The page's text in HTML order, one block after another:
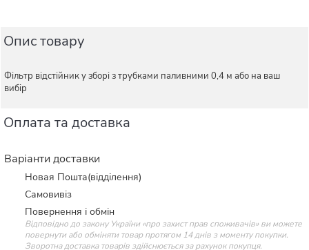
Опис товару
Фільтр відстійник у зборі з трубками паливними 0,4 м або на ваш
вибір
Оплата та доставка
Варіанти доставки
Новая Пошта(відділення)
Самовивіз
Повернення і обмін
Відповідно до закону України «про захист прав споживачів» ви можете
повернути або обміняти товар протягом 14 днів з моменту покупки.
Зворотна доставка товарів здійснюється за рахунок покупця.